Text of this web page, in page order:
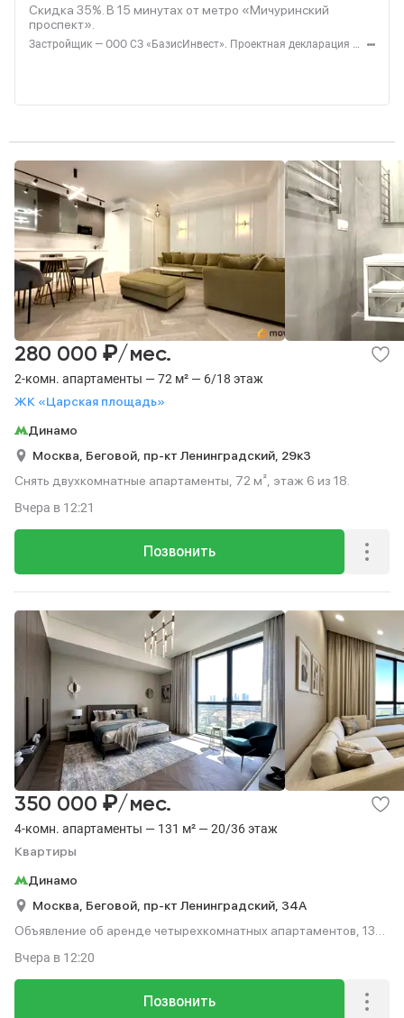
Скидка 35%. В 15 минутах от метро «Мичуринский
проспект».
Застройщик — ООО СЗ «БазисИнвест». Проектная декларация — наш.дом.рф. Акция до 31.08.2026. Не оферта. Подробности — level.ru
2-комн. апартаменты — 72 м² — 6/18 этаж
ЖК «Царская площадь»
280 000 ₽/мес.
Динамо
Москва, Беговой, пр-кт Ленинградский, 29к3
Снять двухкомнатные апартаменты, 72 м², этаж 6 из 18.
Позвонить
Вчера в 12:21
4-комн. апартаменты — 131 м² — 20/36 этаж
Квартиры
350 000 ₽/мес.
Динамо
Москва, Беговой, пр-кт Ленинградский, 34А
Объявление об аренде четырехкомнатных апартаментов, 131
Позвонить
Вчера в 12:20